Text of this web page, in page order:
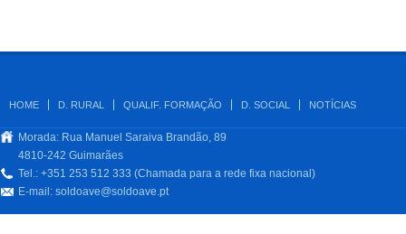
HOME D. RURAL QUALIF. FORMAÇÃO D. SOCIAL NOTÍCIAS
Morada: Rua Manuel Saraiva Brandão, 89
4810-242 Guimarães
Tel.: +351 253 512 333 (Chamada para a rede fixa nacional)
E-mail: soldoave@soldoave.pt